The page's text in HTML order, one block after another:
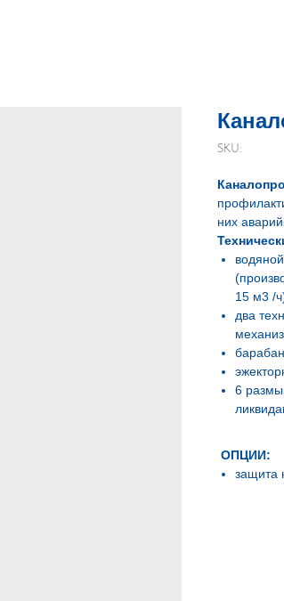
SKU:
них
15 м3 /
два
6
ОПЦИИ:
защита